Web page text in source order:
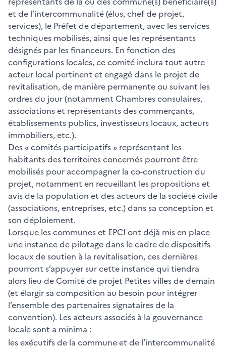
et de l’intercommunalité (élus, chef de projet,
services), le Préfet de département, avec les services
techniques mobilisés, ainsi que les représentants
désignés par les financeurs. En fonction des
configurations locales, ce comité inclura tout autre
acteur local pertinent et engagé dans le projet de
revitalisation, de manière permanente ou suivant les
ordres du jour (notamment Chambres consulaires,
associations et représentants des commerçants,
établissements publics, investisseurs locaux, acteurs
immobiliers, etc.).
Des « comités participatifs » représentant les
habitants des territoires concernés pourront être
mobilisés pour accompagner la co-construction du
projet, notamment en recueillant les propositions et
avis de la population et des acteurs de la société civile
(associations, entreprises, etc.) dans sa conception et
son déploiement.
Lorsque les communes et EPCI ont déjà mis en place
une instance de pilotage dans le cadre de dispositifs
locaux de soutien à la revitalisation, ces dernières
pourront s’appuyer sur cette instance qui tiendra
alors lieu de Comité de projet Petites villes de demain
(et élargir sa composition au besoin pour intégrer
l’ensemble des partenaires signataires de la
convention). Les acteurs associés à la gouvernance
locale sont a minima :
les exécutifs de la commune et de l’intercommunalité